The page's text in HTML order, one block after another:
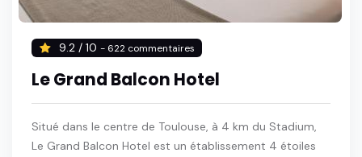
9.2 / 10 - 622 commentaires
Le Grand Balcon Hotel
Situé dans le centre de Toulouse, à 4 km du Stadium,
Le Grand Balcon Hotel est un établissement 4 étoiles